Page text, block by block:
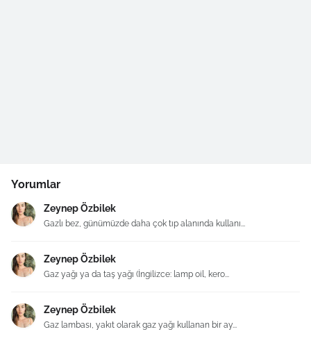
Yorumlar
Zeynep Özbilek
Gazlı bez, günümüzde daha çok tıp alanında kullanı...
Zeynep Özbilek
Gaz yağı ya da taş yağı (İngilizce: lamp oil, kero...
Zeynep Özbilek
Gaz lambası, yakıt olarak gaz yağı kullanan bir ay...